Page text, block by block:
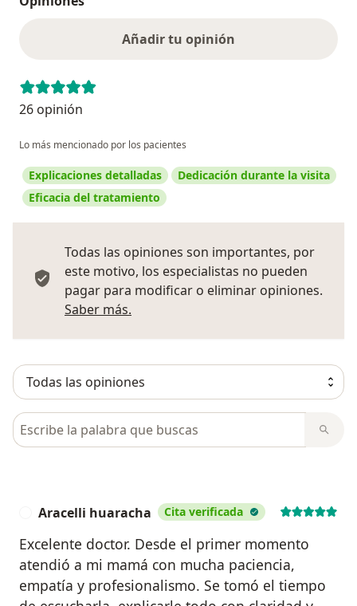
Añadir tu opinión
26 opinión
Lo más mencionado por los pacientes
Explicaciones detalladas
Dedicación durante la visita
Eficacia del tratamiento
Todas las opiniones son importantes, por
este motivo, los especialistas no pueden
pagar para modificar o eliminar opiniones.
Saber más.
Busca en opiniones
Aracelli huaracha Cita verificada
Excelente doctor. Desde el primer momento
atendió a mi mamá con mucha paciencia,
empatía y profesionalismo. Se tomó el tiempo